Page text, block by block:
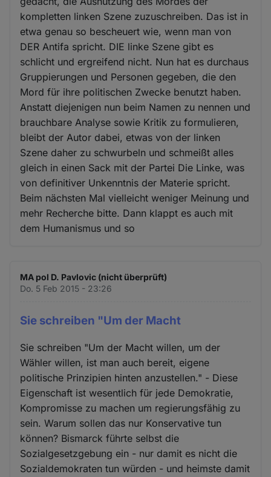
kompletten linken Szene zuzuschreiben. Das ist in
etwa genau so bescheuert wie, wenn man von
DER Antifa spricht. DIE linke Szene gibt es
schlicht und ergreifend nicht. Nun hat es durchaus
Gruppierungen und Personen gegeben, die den
Mord für ihre politischen Zwecke benutzt haben.
Anstatt diejenigen nun beim Namen zu nennen und
brauchbare Analyse sowie Kritik zu formulieren,
bleibt der Autor dabei, etwas von der linken
Szene daher zu schwurbeln und schmeißt alles
gleich in einen Sack mit der Partei Die Linke, was
von definitiver Unkenntnis der Materie spricht.
Beim nächsten Mal vielleicht weniger Meinung und
mehr Recherche bitte. Dann klappt es auch mit
dem Humanismus und so
MA pol D. Pavlovic (nicht überprüft)
Do. 5 Feb 2015 - 23:26
Sie schreiben "Um der Macht
Sie schreiben "Um der Macht willen, um der
Wähler willen, ist man auch bereit, eigene
politische Prinzipien hinten anzustellen." - Diese
Eigenschaft ist wesentlich für jede Demokratie,
Kompromisse zu machen um regierungsfähig zu
sein. Warum sollen das nur Konservative tun
können? Bismarck führte selbst die
Sozialgesetzgebung ein - nur damit es nicht die
Sozialdemokraten tun würden - und heimste damit